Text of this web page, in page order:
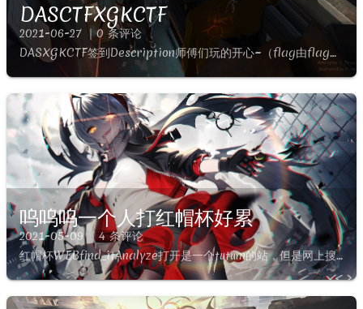
DASCTFXGKCTF
2021-06-27 ｜0 条评论
DASXGKCTF签到Description师傅们玩的开心~（flag由flag头包裹Analyze流量包点进去，稍微看看可以知道流量返回的是原始数据倒叙后base64最后转16进制的一种格式，...
呜呜呜一个人打红帽杯好累
2021-05-09 ｜4 条评论
红帽杯WEBfind_itAnalyze打开是一个tutum的站，但是网上搜了一圈没啥东西，扫描找到rebots.txtWhen I was a child,I also like to rea...